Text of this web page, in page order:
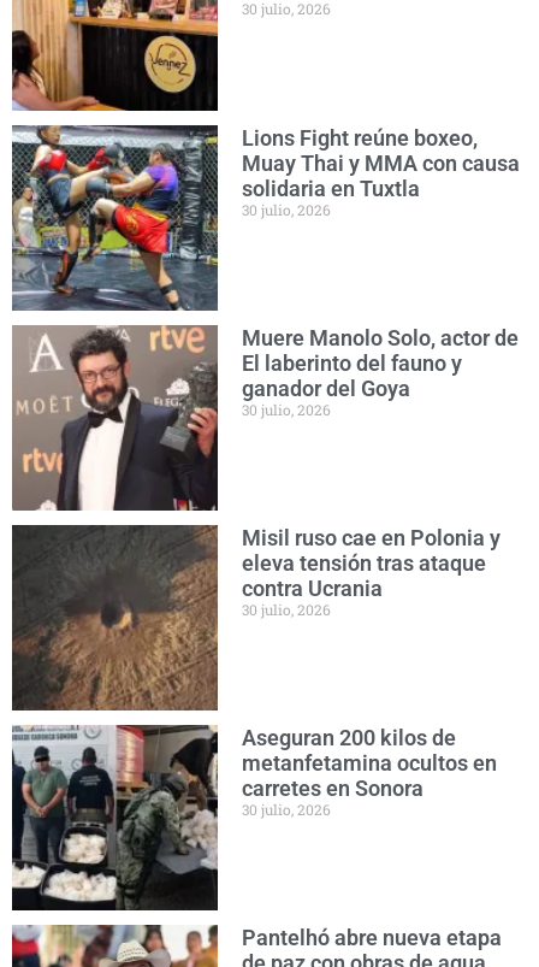
30 julio, 2026
Lions Fight reúne boxeo,
Muay Thai y MMA con causa
solidaria en Tuxtla
30 julio, 2026
Muere Manolo Solo, actor de
El laberinto del fauno y
ganador del Goya
30 julio, 2026
Misil ruso cae en Polonia y
eleva tensión tras ataque
contra Ucrania
30 julio, 2026
Aseguran 200 kilos de
metanfetamina ocultos en
carretes en Sonora
30 julio, 2026
Pantelhó abre nueva etapa